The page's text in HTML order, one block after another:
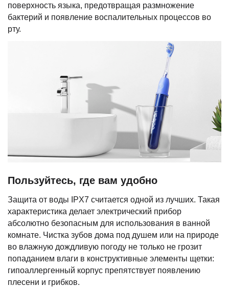
поверхность языка, предотвращая размножение
бактерий и появление воспалительных процессов во
рту.
Пользуйтесь, где вам удобно
Защита от воды IPX7 считается одной из лучших. Такая
характеристика делает электрический прибор
абсолютно безопасным для использования в ванной
комнате. Чистка зубов дома под душем или на природе
во влажную дождливую погоду не только не грозит
попаданием влаги в конструктивные элементы щетки:
гипоаллергенный корпус препятствует появлению
плесени и грибков.